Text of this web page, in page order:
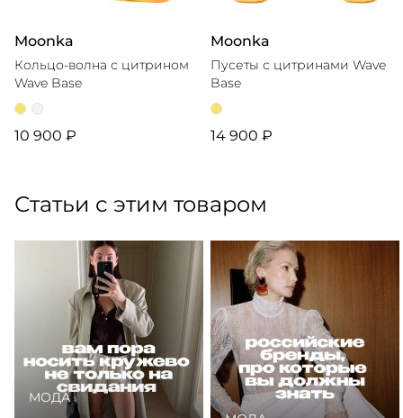
Moonka
Кольцо-волна с цитрином
Wave Base
10 900 ₽
Moonka
Пусеты с цитринами Wave
Base
14 900 ₽
Статьи с этим товаром
МОДА